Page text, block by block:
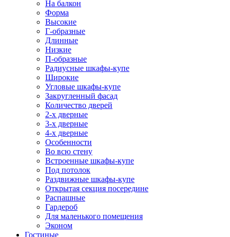
На балкон
Форма
Высокие
Г-образные
Длинные
Низкие
П-образные
Радиусные шкафы-купе
Широкие
Угловые шкафы-купе
Закругленный фасад
Количество дверей
2-х дверные
3-х дверные
4-х дверные
Особенности
Во всю стену
Встроенные шкафы-купе
Под потолок
Раздвижные шкафы-купе
Открытая секция посередине
Распашные
Гардероб
Для маленького помещения
Эконом
Гостиные